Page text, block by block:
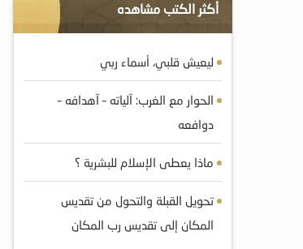
أكثر الكتب مشاهده
ليعيش قلبي، أسماء ربي
الحوار مع الغرب: آلياته – آهدافه –
دوافعه
ماذا يعطى الإسلام للبشرية ؟
تحويل القبلة والتحول من تقديس
المكان إلى تقديس رب المكان